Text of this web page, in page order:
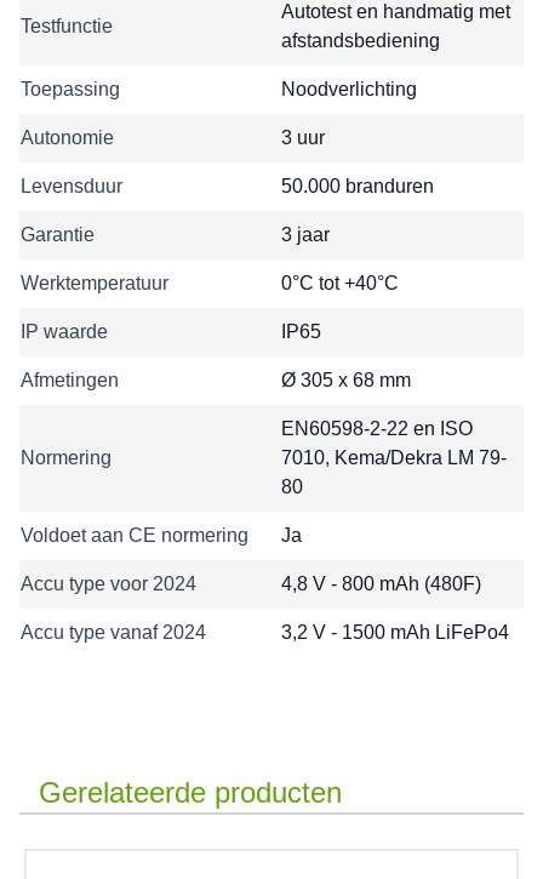
Testfunctie
Autotest en handmatig met
afstandsbediening
Toepassing Noodverlichting
Autonomie 3 uur
Levensduur 50.000 branduren
Garantie 3 jaar
Werktemperatuur 0°C tot +40°C
IP waarde IP65
Afmetingen Ø 305 x 68 mm
Normering
EN60598-2-22 en ISO
7010, Kema/Dekra LM 79-
80
Voldoet aan CE normering Ja
Accu type voor 2024 4,8 V - 800 mAh (480F)
Accu type vanaf 2024 3,2 V - 1500 mAh LiFePo4
Gerelateerde producten